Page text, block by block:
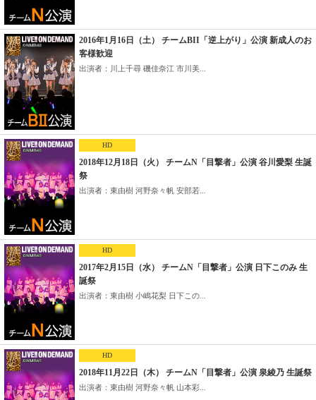
2016年1月16日（土） チームBII「逆上がり」公演 新成人のお
客様歓迎
出演者：川上千尋 磯佳奈江 市川美...
HD
2018年12月18日（火） チームN「目撃者」公演 谷川愛梨 生誕
祭
出演者：東由樹 河野奈々帆 安部若...
HD
2017年2月15日（水） チームN「目撃者」公演 日下このみ 生
誕祭
出演者：東由樹 小嶋花梨 日下この...
HD
2018年11月22日（木） チームN「目撃者」公演 泉綾乃 生誕祭
出演者：東由樹 河野奈々帆 山本彩...